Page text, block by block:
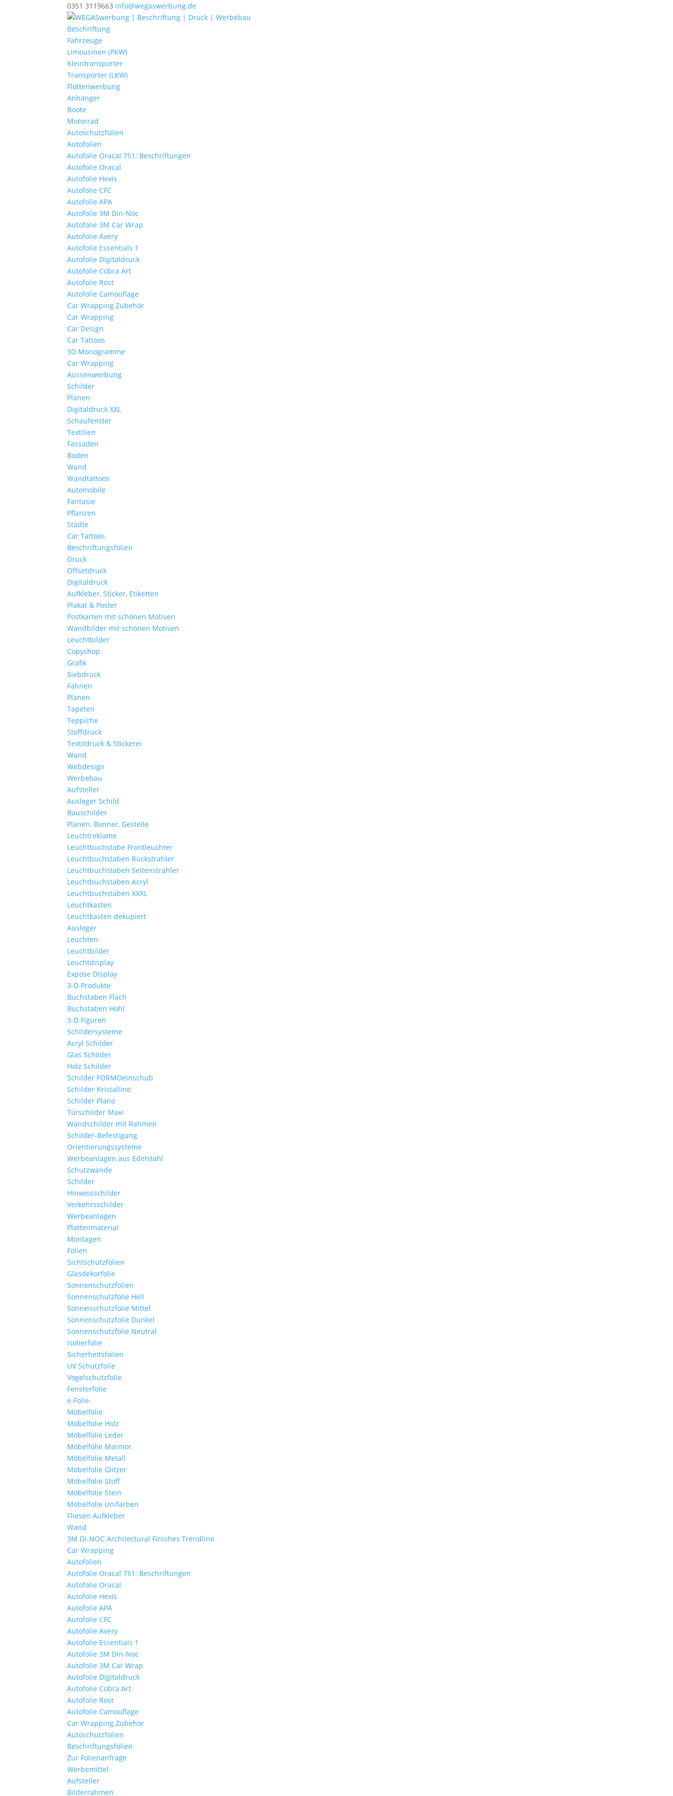
0351 3119663 info@wegaswerbung.de
Beschriftung
Fahrzeuge
Limousinen (PKW)
Kleintransporter
Transporter (LKW)
Flottenwerbung
Anhänger
Boote
Motorrad
Autoschutzfolien
Autofolien
Autofolie Oracal 751: Beschriftungen
Autofolie Oracal
Autofolie Hexis
Autofolie CFC
Autofolie APA
Autofolie 3M Din-Noc
Autofolie 3M Car Wrap
Autofolie Avery
Autofolie Essentials 1
Autofolie Digitaldruck
Autofolie Cobra Art
Autofolie Rost
Autofolie Camouflage
Car Wrapping Zubehör
Car Wrapping
Car Design
Car Tattoos
3D Monogramme
Car Wrapping
Aussenwerbung
Schilder
Planen
Digitaldruck XXL
Schaufenster
Textilien
Fassaden
Boden
Wand
Wandtattoos
Automobile
Fantasie
Pflanzen
Städte
Car Tattoos
Beschriftungsfolien
Druck
Offsetdruck
Digitaldruck
Aufkleber, Sticker, Etiketten
Plakat & Poster
Postkarten mit schönen Motiven
Wandbilder mit schönen Motiven
Leuchtbilder
Copyshop
Grafik
Siebdruck
Fahnen
Planen
Tapeten
Teppiche
Stoffdruck
Textildruck & Stickerei
Wand
Webdesign
Werbebau
Aufsteller
Ausleger Schild
Bauschilder
Planen, Banner, Gestelle
Leuchtreklame
Leuchtbuchstabe Frontleuchter
Leuchtbuchstaben Rückstrahler
Leuchtbuchstaben Seitenstrahler
Leuchtbuchstaben Acryl
Leuchtbuchstaben XXXL
Leuchtkasten
Leuchtkasten dekupiert
Ausleger
Leuchten
Leuchtbilder
Leuchtdisplay
Expose Display
3-D Produkte
Buchstaben Flach
Buchstaben Hohl
3-D Figuren
Schildersysteme
Acryl Schilder
Glas Schilder
Holz Schilder
Schilder FORMOeinschub
Schilder Kristallino
Schilder Plano
Türschilder Maxi
Wandschilder mit Rahmen
Schilder-Befestigung
Orientierungssysteme
Werbeanlagen aus Edelstahl
Schutzwände
Schilder
Hinweisschilder
Verkehrsschilder
Werbeanlagen
Plattenmaterial
Montagen
Folien
Sichtschutzfolien
Glasdekorfolie
Sonnenschutzfolien
Sonnenschutzfolie Hell
Sonnenschutzfolie Mittel
Sonnenschutzfolie Dunkel
Sonnenschutzfolie Neutral
Isolierfolie
Sicherheitsfolien
UV Schutzfolie
Vogelschutzfolie
Fensterfolie
e-Folie
Möbelfolie
Möbelfolie Holz
Möbelfolie Leder
Möbelfolie Marmor
Möbelfolie Metall
Möbelfolie Glitzer
Möbelfolie Stoff
Möbelfolie Stein
Möbelfolie Unifarben
Fliesen Aufkleber
Wand
3M DI-NOC Architectural Finishes Trendline
Car Wrapping
Autofolien
Autofolie Oracal 751: Beschriftungen
Autofolie Oracal
Autofolie Hexis
Autofolie APA
Autofolie CFC
Autofolie Avery
Autofolie Essentials 1
Autofolie 3M Din-Noc
Autofolie 3M Car Wrap
Autofolie Digitaldruck
Autofolie Cobra Art
Autofolie Rost
Autofolie Camouflage
Car Wrapping Zubehör
Autoschutzfolien
Beschriftungsfolien
Zur Folienanfrage
Werbemittel
Aufsteller
Bilderrahmen